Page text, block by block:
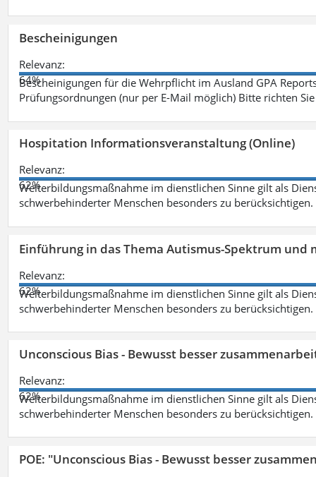
Bescheinigungen
Relevanz:
64%
Bescheinigungen für die Wehrpflicht im Ausland GPA
Prüfungsordnungen (nur per E-Mail möglich) Bitte richten
Hospitation Informationsveranstaltung (Online)
Relevanz:
62%
Weiterbildungsmaßnahme im dienstlichen Sinne gilt als
schwerbehinderter Menschen besonders zu berücksichtigen.
Einführung in das Thema Autismus-Spektrum
Relevanz:
62%
Weiterbildungsmaßnahme im dienstlichen Sinne gilt als
schwerbehinderter Menschen besonders zu berücksichtigen.
Unconscious Bias - Bewusst besser
Relevanz:
62%
Weiterbildungsmaßnahme im dienstlichen Sinne gilt als
schwerbehinderter Menschen besonders zu berücksichtigen.
POE: "Unconscious Bias - Bewusst besser